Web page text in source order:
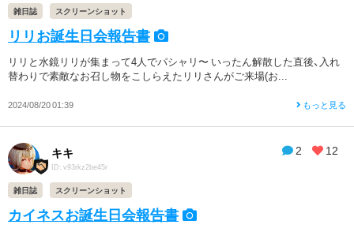
雑日誌 スクリーンショット
リリお誕生日会報告書
リリと水鏡リリが集まって4人でパシャリ〜 いったん解散した直後、入れ
替わりで素敵なお召し物をこしらえたリリさんがご来場(お...
2024/08/20 01:39 もっと見る
2 12
キキ
ID: v93rkz2be45r
雑日誌 スクリーンショット
カイネスお誕生日会報告書